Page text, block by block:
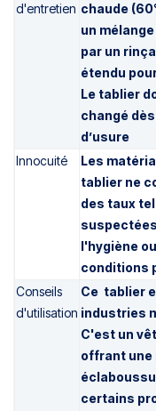
d'entretien chaude
un mélange
par un
étendu
Le tablier
changé
d’usure
Innocuité
Les
tablier ne
des taux
l'hygiène
conditions
Conseils
d'utilisation
Ce tablier
industries
C'est un
offrant une
certains